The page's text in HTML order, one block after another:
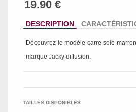
DESCRIPTION
Découvrez le modèle carre soie marron
marque Jacky diffusion
TAILLES DISPONIBLES